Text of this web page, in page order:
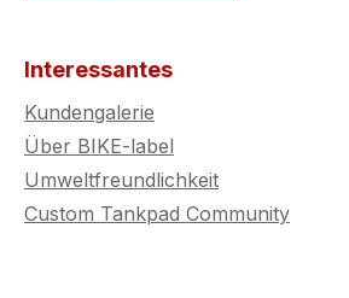
Interessantes
Kundengalerie
Über BIKE-label
Umweltfreundlichkeit
Custom Tankpad Community